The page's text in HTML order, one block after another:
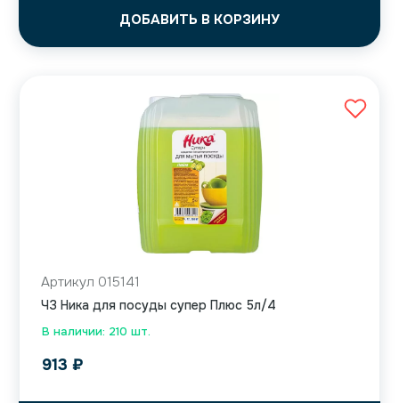
ДОБАВИТЬ В КОРЗИНУ
В наличии: 210 шт.
Артикул 015141
ЧЗ Ника для посуды супер Плюс 5л/4
913 ₽